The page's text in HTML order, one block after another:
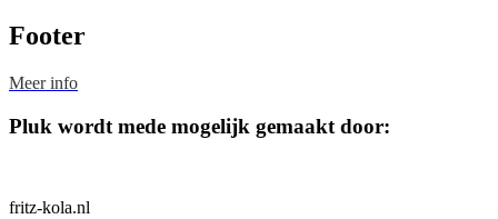
Footer
Meer info
Pluk wordt mede mogelijk gemaakt door:
fritz-kola.nl